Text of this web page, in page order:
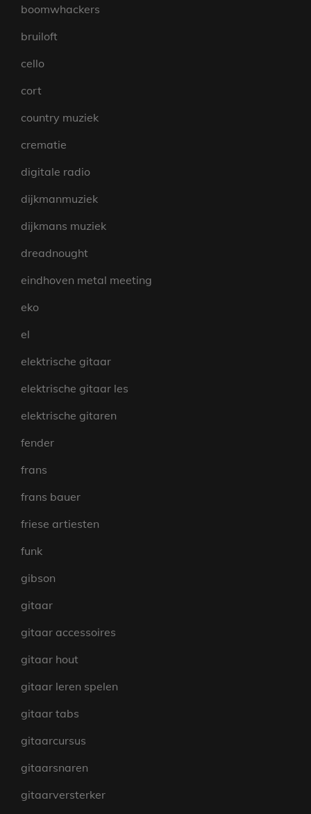
boomwhackers
bruiloft
cello
cort
country muziek
crematie
digitale radio
dijkmanmuziek
dijkmans muziek
dreadnought
eindhoven metal meeting
eko
el
elektrische gitaar
elektrische gitaar les
elektrische gitaren
fender
frans
frans bauer
friese artiesten
funk
gibson
gitaar
gitaar accessoires
gitaar hout
gitaar leren spelen
gitaar tabs
gitaarcursus
gitaarsnaren
gitaarversterker